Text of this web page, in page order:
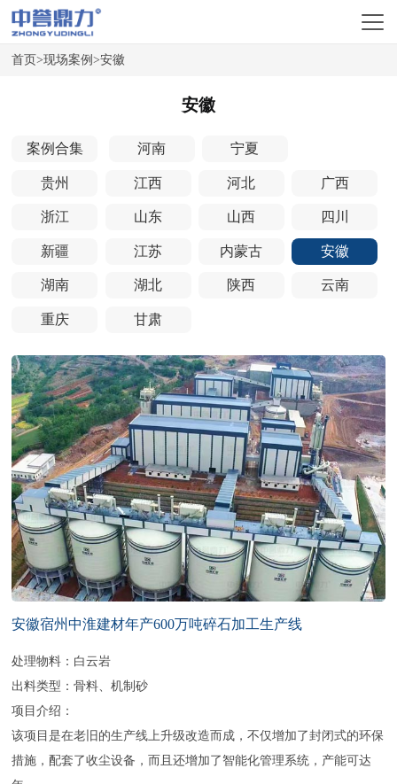
首页>现场案例>安徽
安徽
案例合集 河南 宁夏
贵州 江西 河北 广西
浙江 山东 山西 四川
新疆 江苏 内蒙古 安徽
湖南 湖北 陕西 云南
重庆 甘肃
安徽宿州中淮建材年产600万吨碎石加工生产线
处理物料：白云岩
出料类型：骨料、机制砂
项目介绍：
该项目是在老旧的生产线上升级改造而成，不仅增加了封闭式的环保
措施，配套了收尘设备，而且还增加了智能化管理系统，产能可达